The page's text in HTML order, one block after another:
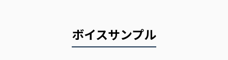
ボイスサンプル